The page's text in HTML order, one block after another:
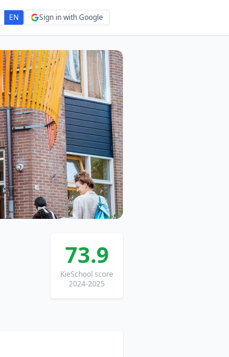
EN Sign in with Google
73.9
KieSchool score
2024-2025